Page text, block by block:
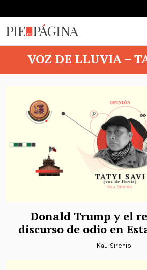
VOZ DE LLUVIA –
Donald Trump y el
discurso de odio en
Kau Sirenio